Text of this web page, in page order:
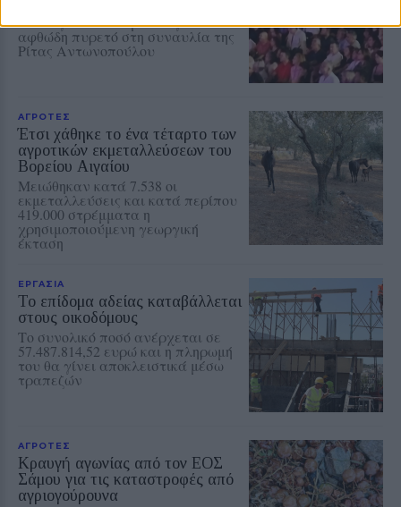
Συλλόγου Μανταμάδου για τον
αφθώδη πυρετό στη συναυλία της
Ρίτας Αντωνοπούλου
ΑΓΡΟΤΕΣ
Έτσι χάθηκε το ένα τέταρτο των
αγροτικών εκμεταλλεύσεων του
Βορείου Αιγαίου
Μειώθηκαν κατά 7.538 οι
εκμεταλλεύσεις και κατά περίπου
419.000 στρέμματα η
χρησιμοποιούμενη γεωργική
έκταση
ΕΡΓΑΣΙΑ
Το επίδομα αδείας καταβάλλεται
στους οικοδόμους
Το συνολικό ποσό ανέρχεται σε
57.487.814,52 ευρώ και η πληρωμή
του θα γίνει αποκλειστικά μέσω
τραπεζών
ΑΓΡΟΤΕΣ
Κραυγή αγωνίας από τον ΕΟΣ
Σάμου για τις καταστροφές από
αγριογούρουνα